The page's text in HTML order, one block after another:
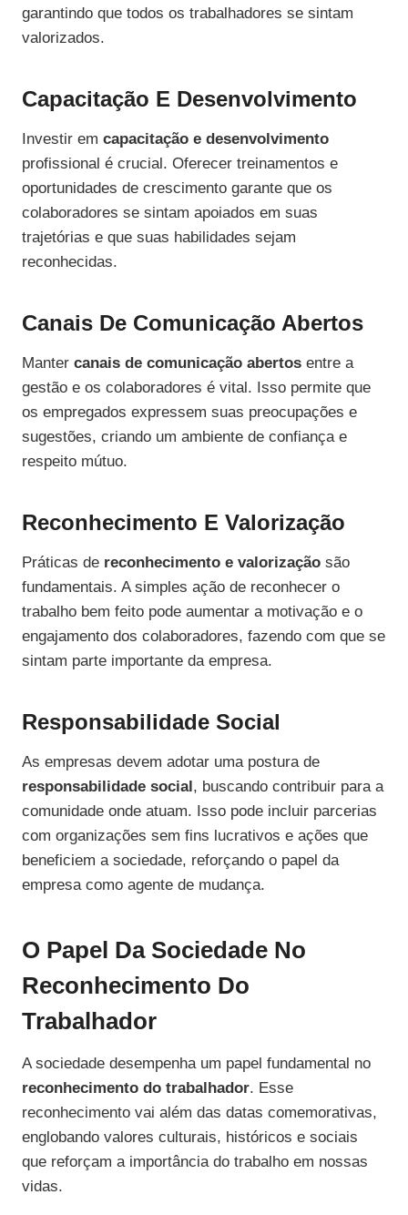
garantindo que todos os trabalhadores se sintam
valorizados.
Capacitação E Desenvolvimento
Investir em capacitação e desenvolvimento
profissional é crucial. Oferecer treinamentos e
oportunidades de crescimento garante que os
colaboradores se sintam apoiados em suas
trajetórias e que suas habilidades sejam
reconhecidas.
Canais De Comunicação Abertos
Manter canais de comunicação abertos entre a
gestão e os colaboradores é vital. Isso permite que
os empregados expressem suas preocupações e
sugestões, criando um ambiente de confiança e
respeito mútuo.
Reconhecimento E Valorização
Práticas de reconhecimento e valorização são
fundamentais. A simples ação de reconhecer o
trabalho bem feito pode aumentar a motivação e o
engajamento dos colaboradores, fazendo com que se
sintam parte importante da empresa.
Responsabilidade Social
As empresas devem adotar uma postura de
responsabilidade social , buscando contribuir para a
comunidade onde atuam. Isso pode incluir parcerias
com organizações sem fins lucrativos e ações que
beneficiem a sociedade, reforçando o papel da
empresa como agente de mudança.
O Papel Da Sociedade No
Reconhecimento Do
Trabalhador
A sociedade desempenha um papel fundamental no
reconhecimento do trabalhador. Esse
reconhecimento vai além das datas comemorativas,
englobando valores culturais, históricos e sociais
que reforçam a importância do trabalho em nossas
vidas.